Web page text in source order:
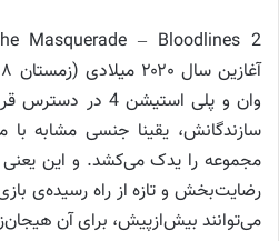
وان و پلی استیشن
سازندگانش، یقینا جنسی مشابه
مجموعه را یدک می‌کشد. و این یعنی
می‌توانند بیش‌ازپیش، برای آن